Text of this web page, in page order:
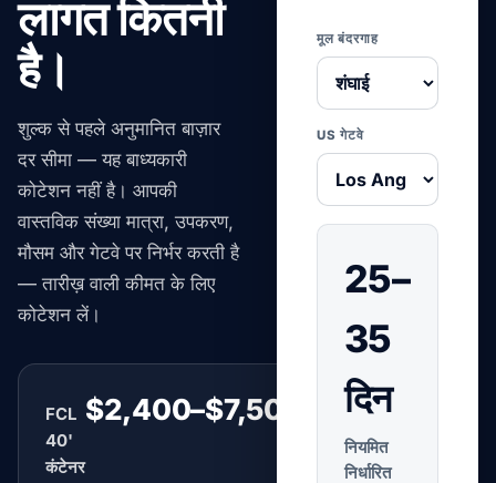
लागत कितनी
है।
शुल्क से पहले अनुमानित बाज़ार
दर सीमा — यह बाध्यकारी
कोटेशन नहीं है। आपकी
वास्तविक संख्या मात्रा, उपकरण,
मौसम और गेटवे पर निर्भर करती है
— तारीख़ वाली कीमत के लिए
कोटेशन लें।
FCL
40'
कंटेनर
$2,400–$7,500 प्रति बॉक्स
मूल बंदरगाह
US गेटवे
25–
35
दिन
नियमित
निर्धारित